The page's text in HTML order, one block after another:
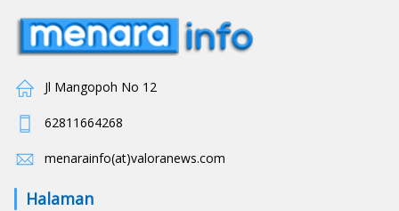
Jl Mangopoh No 12
62811664268
menarainfo(at)valoranews.com
Halaman